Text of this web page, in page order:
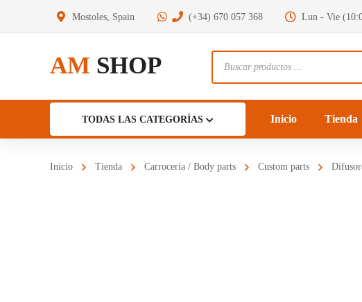
Mostoles, Spain (+34) 670 057 368 Lun - Vie
AM SHOP
de
productos
TODAS LAS CATEGORÍAS Inicio Tienda
Inicio Tienda Carrocería / Body parts Custom parts